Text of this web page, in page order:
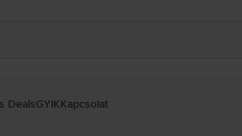
DealsGYIKKapcsolat